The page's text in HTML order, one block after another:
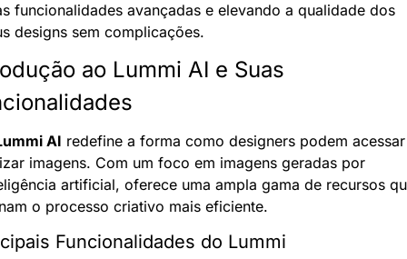
funcionalidades avançadas e elevando a qualidade dos
designs sem complicações.
ao Lummi AI e Suas
AI redefine a forma como designers podem
imagens. Com um foco em imagens geradas por
artificial, oferece uma ampla gama de recursos
o processo criativo mais eficiente.
Funcionalidades do Lummi